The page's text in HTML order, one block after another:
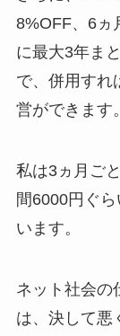
8%OFF、6ヵ
に最大3年ま
で、併用すれ
営ができます。
私は3ヵ月ご
間6000円ぐ
います。
ネット社会の
は、決して悪